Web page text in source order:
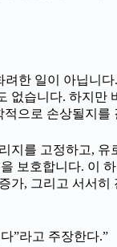
한 일이 아닙니
습니다. 하지만
으로 손상될지를
지를 고정하고,
보호합니다. 이
가, 그리고 서서
”라고 주장한다.”